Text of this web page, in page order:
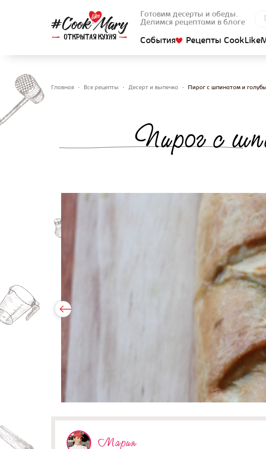
Готовим десерты и обеды.
Делимся рецептами в блоге
События Рецепты
Главная • Все рецепты • Десерт и выпечка • Пирог с шпинатом и
Пирог с
Мария